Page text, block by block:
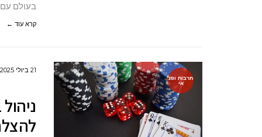
בעולם עם
קרא עוד ←
תרבות ופנ
אי
21 ביולי 2025